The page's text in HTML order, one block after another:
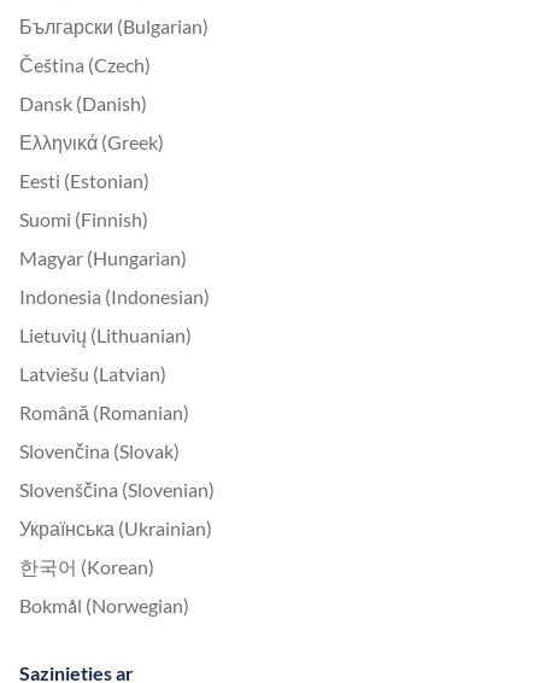
Български (Bulgarian)
Čeština (Czech)
Dansk (Danish)
Ελληνικά (Greek)
Eesti (Estonian)
Suomi (Finnish)
Magyar (Hungarian)
Indonesia (Indonesian)
Lietuvių (Lithuanian)
Latviešu (Latvian)
Română (Romanian)
Slovenčina (Slovak)
Slovenščina (Slovenian)
Українська (Ukrainian)
한국어 (Korean)
Bokmål (Norwegian)
Sazinieties ar